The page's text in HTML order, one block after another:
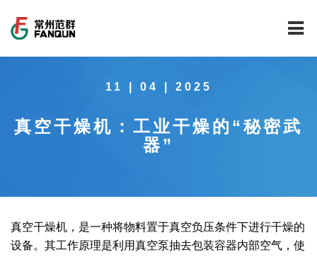
范群文化
干燥设备
回转圆筒干燥焙烧系列
制药行业
工程实验室
新闻中心
11 | 04 | 2025
真空干燥机：工业干燥的“秘密武
器”
真空干燥机，是一种将物料置于真空负压条件下进行干燥的
设备。其工作原理是利用真空泵抽去包装容器内部空气，使